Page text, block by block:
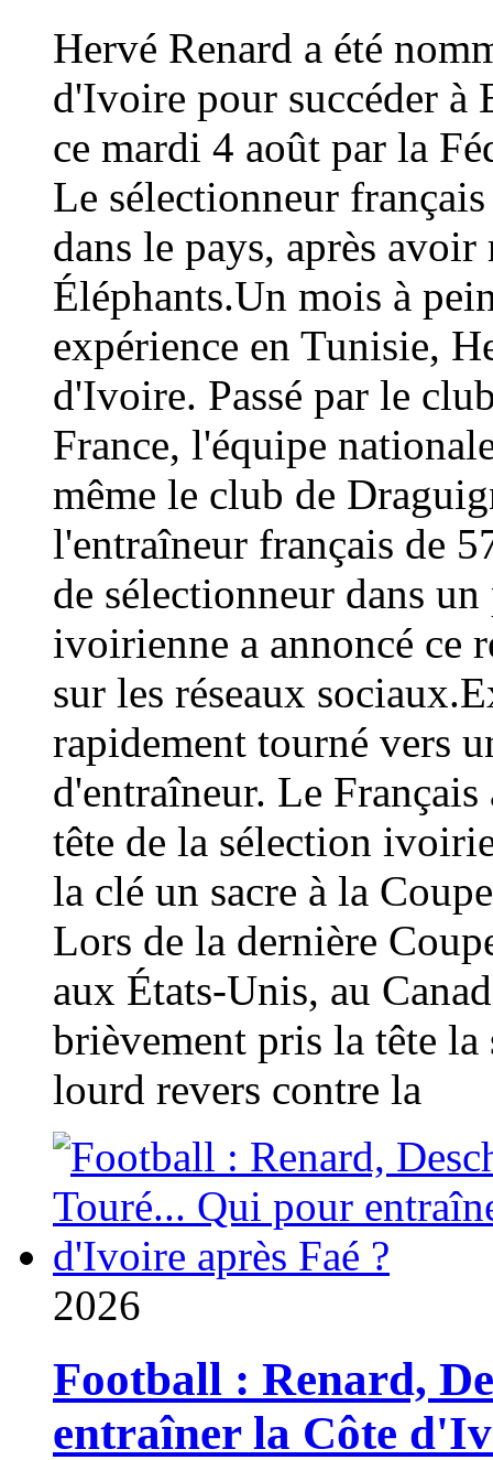
Hervé Renard a été
d'Ivoire pour succéder à
ce mardi 4 août par la
Le sélectionneur
dans le pays, après
Éléphants.Un mois à
expérience en Tunisie,
d'Ivoire. Passé par le
France, l'équipe
même le club de
l'entraîneur français de
de sélectionneur dans
ivoirienne a annoncé ce
sur les réseaux
rapidement tourné vers
d'entraîneur. Le
tête de la sélection
la clé un sacre à la
Lors de la dernière
aux États-Unis, au
brièvement pris la tête
lourd revers contre la
2026
Football : Renard,
entraîner la Côte